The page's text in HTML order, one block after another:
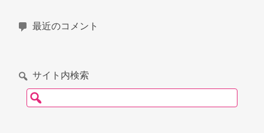
最近のコメント
サイト内検索
検索: